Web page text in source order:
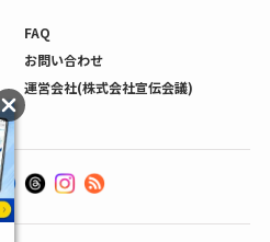
FAQ
お問い合わせ
運営会社(株式会社宣伝会議)